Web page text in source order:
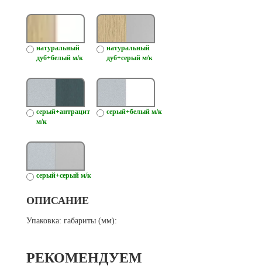
натуральный
дуб+белый м/к
натуральный
дуб+серый м/к
серый+антрацит
м/к
серый+белый м/к
серый+серый м/к
ОПИСАНИЕ
Упаковка: габариты (мм):
РЕКОМЕНДУЕМ